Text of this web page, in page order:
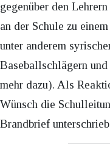
gegenüber den
an der Schule zu
unter anderem
Baseballschlägern
mehr dazu). Als
Wünsch die
Brandbrief